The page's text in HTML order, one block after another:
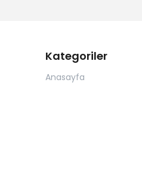
Kategoriler
Anasayfa